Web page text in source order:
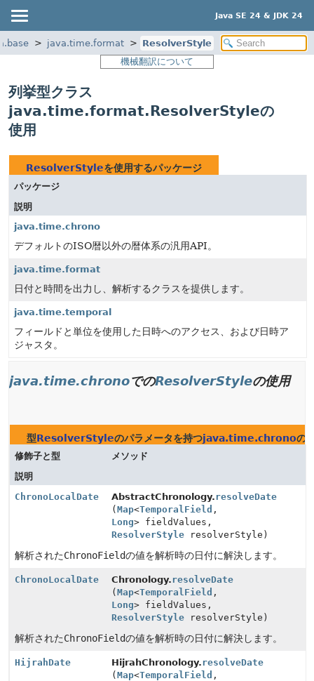
Java SE 24 & JDK 24
java.time.format
ResolverStyle
機械翻訳について
列挙型クラス
java.time.format.ResolverStyleの
使用
ResolverStyleを使用するパッケージ
パッケージ
説明
java.time.chrono
デフォルトのISO暦以外の暦体系の汎用API。
java.time.format
日付と時間を出力し、解析するクラスを提供します。
java.time.temporal
フィールドと単位を使用した日時へのアクセス、および日時ア
ジャスタ。
java.time.chronoでのResolverStyleの使用
型ResolverStyleのパラメータを持つjava.time.chronoの
修飾子と型
メソッド
説明
ChronoLocalDate
AbstractChronology.resolveDate
( Map<TemporalField ,
Long> fieldValues,
ResolverStyle resolverStyle)
解析されたChronoFieldの値を解析時の日付に解決します。
ChronoLocalDate Chronology.resolveDate
( Map<TemporalField ,
Long> fieldValues,
ResolverStyle resolverStyle)
解析されたChronoFieldの値を解析時の日付に解決します。
HijrahDate HijrahChronology.resolveDate
( Map<TemporalField ,